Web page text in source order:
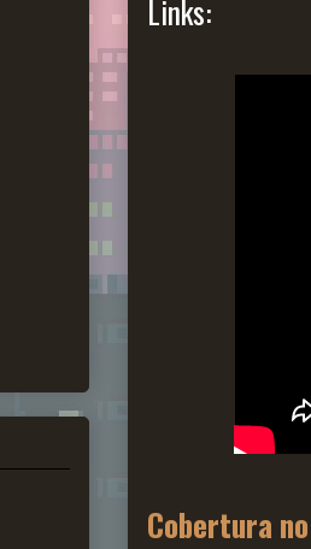
Links:
Cobertura